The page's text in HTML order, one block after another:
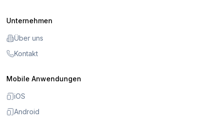
Unternehmen
Über uns
Kontakt
Mobile Anwendungen
iOS
Android